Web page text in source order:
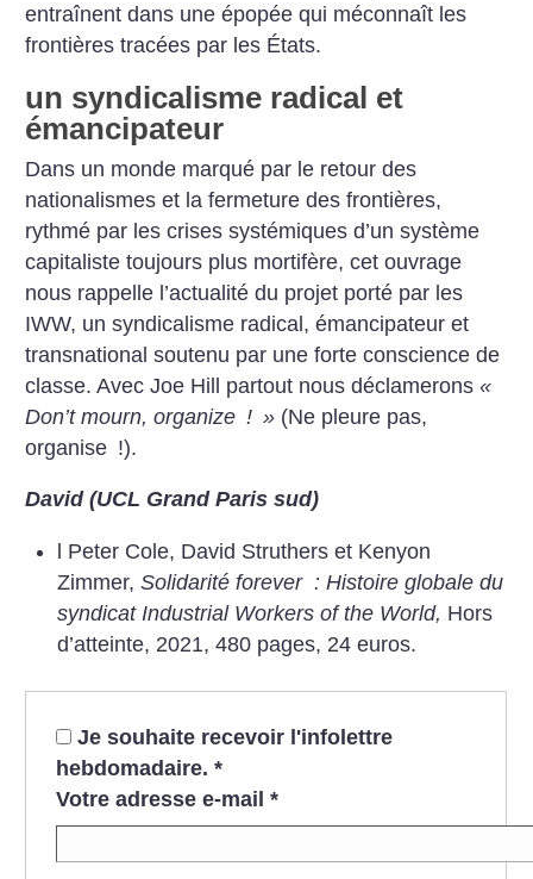
entraînent dans une épopée qui méconnaît les
frontières tracées par les États.
un syndicalisme radical et
émancipateur
Dans un monde marqué par le retour des
nationalismes et la fermeture des frontières,
rythmé par les crises systémiques d’un système
capitaliste toujours plus mortifère, cet ouvrage
nous rappelle l’actualité du projet porté par les
IWW, un syndicalisme radical, émancipateur et
transnational soutenu par une forte conscience de
classe. Avec Joe Hill partout nous déclamerons«
Don’t mourn, organize ! » (Ne pleure pas,
organise !).
David (UCL Grand Paris sud)
l Peter Cole, David Struthers et Kenyon
Zimmer, Solidarité forever : Histoire globale du
syndicat Industrial Workers of the World, Hors
d’atteinte, 2021, 480 pages, 24 euros.
Je souhaite recevoir l'infolettre
hebdomadaire. *
Votre adresse e-mail *